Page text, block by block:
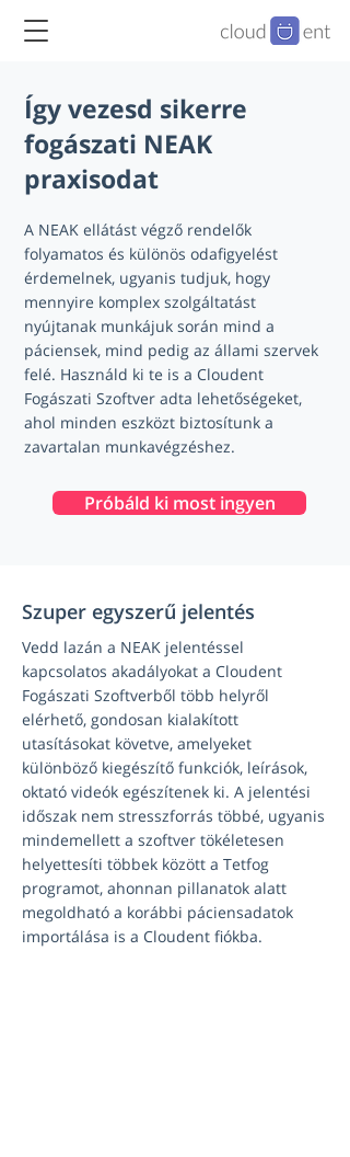
Így vezesd sikerre
fogászati NEAK
praxisodat
A NEAK ellátást végző rendelők
folyamatos és különös odafigyelést
érdemelnek, ugyanis tudjuk, hogy
mennyire komplex szolgáltatást
nyújtanak munkájuk során mind a
páciensek, mind pedig az állami szervek
felé. Használd ki te is a Cloudent
Fogászati Szoftver adta lehetőségeket,
ahol minden eszközt biztosítunk a
zavartalan munkavégzéshez.
Próbáld ki most ingyen
Szuper egyszerű jelentés
Vedd lazán a NEAK jelentéssel
kapcsolatos akadályokat a Cloudent
Fogászati Szoftverből több helyről
elérhető, gondosan kialakított
utasításokat követve, amelyeket
különböző kiegészítő funkciók, leírások,
oktató videók egészítenek ki. A jelentési
időszak nem stresszforrás többé, ugyanis
mindemellett a szoftver tökéletesen
helyettesíti többek között a Tetfog
programot, ahonnan pillanatok alatt
megoldható a korábbi páciensadatok
importálása is a Cloudent fiókba.